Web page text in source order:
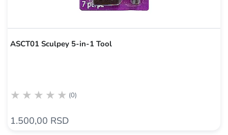
ASCT01 Sculpey 5-in-1 Tool
(0)
1.500,00 RSD